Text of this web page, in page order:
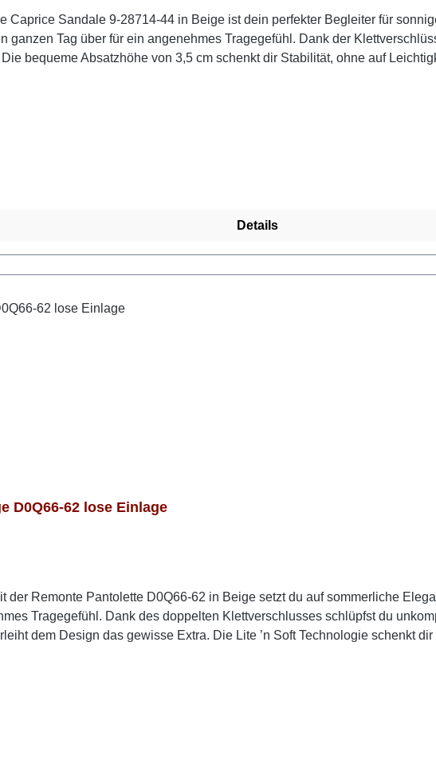
Caprice Sandale 9-28714-44 in Beige ist dein perfekter Begleiter für
ganzen Tag über für ein angenehmes Tragegefühl. Dank der
bequeme Absatzhöhe von 3,5 cm schenkt dir Stabilität, ohne auf
Details
D0Q66-62 lose Einlage
der Remonte Pantolette D0Q66-62 in Beige setzt du auf sommerliche
Tragegefühl. Dank des doppelten Klettverschlusses schlüpfst du
dem Design das gewisse Extra. Die Lite ’n Soft Technologie schenkt